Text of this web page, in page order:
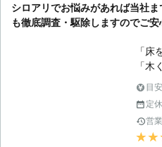
シロアリでお悩みがあれば当社
も徹底調査・駆除しますのでご安
「床
「木
この
の被
すぐ
しょう。 シロアリ
で食
目
定
営